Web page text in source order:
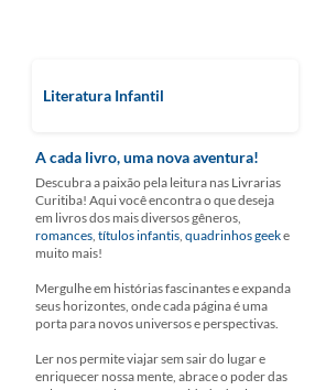
Literatura Infantil
A cada livro, uma nova aventura!
Descubra a paixão pela leitura nas Livrarias
Curitiba! Aqui você encontra o que deseja
em livros dos mais diversos gêneros,
romances, títulos infantis, quadrinhos geeke
muito mais!
Mergulhe em histórias fascinantes e expanda
seus horizontes, onde cada página é uma
porta para novos universos e perspectivas.
Ler nos permite viajar sem sair do lugar e
enriquecer nossa mente, abrace o poder das